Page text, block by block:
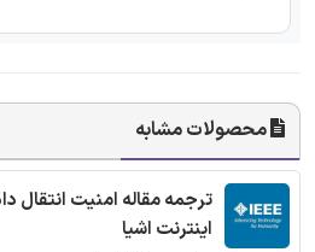
محصولات مشابه
اینترنت اشیا